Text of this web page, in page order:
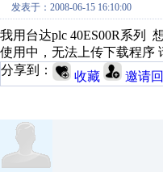
发表于：2008-06-15 16:10:00
我用台达plc 40ES00R系列
使用中，无法上传下载程序
分享到：
收藏 邀请